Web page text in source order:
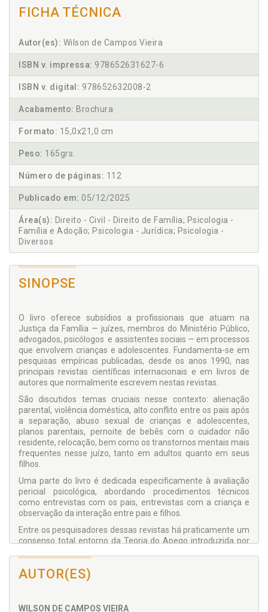
FICHA TÉCNICA
Autor(es): Wilson de Campos Vieira
ISBN v. impressa: 978652631627-6
ISBN v. digital: 978652632008-2
Acabamento: Brochura
Formato: 15,0x21,0 cm
Peso: 165grs.
Número de páginas: 112
Publicado em: 05/12/2025
Área(s): Direito - Civil - Direito de Família; Psicologia -
Família e Adoção; Psicologia - Jurídica; Psicologia -
Diversos
SINOPSE
O livro oferece subsídios a profissionais que atuam na
Justiça da Família — juízes, membros do Ministério Público,
advogados, psicólogos e assistentes sociais — em processos
que envolvem crianças e adolescentes. Fundamenta-se em
pesquisas empíricas publicadas, desde os anos 1990, nas
principais revistas científicas internacionais e em livros de
autores que normalmente escrevem nestas revistas.
São discutidos temas cruciais nesse contexto: alienação
parental, violência doméstica, alto conflito entre os pais após
a separação, abuso sexual de crianças e adolescentes,
planos parentais, pernoite de bebês com o cuidador não
residente, relocação, bem como os transtornos mentais mais
frequentes nesse juízo, tanto em adultos quanto em seus
filhos.
Uma parte do livro é dedicada especificamente à avaliação
pericial psicológica, abordando procedimentos técnicos
como entrevistas com os pais, entrevistas com a criança e
observação da interação entre pais e filhos.
Entre os pesquisadores dessas revistas há praticamente um
consenso total entorno da Teoria do Apego introduzida por
teoria do apego e seu entrelaçamento com os vários temas.
AUTOR(ES)
WILSON DE CAMPOS VIEIRA